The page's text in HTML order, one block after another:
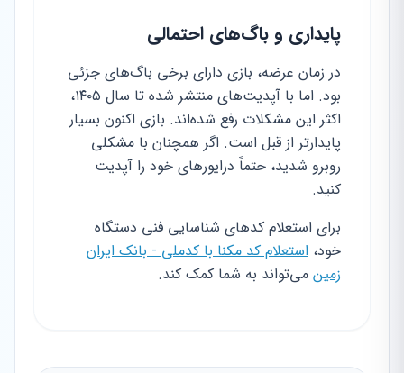
پایداری و باگ‌های احتمالی
در زمان عرضه، بازی دارای برخی باگ‌های جزئی
بود. اما با آپدیت‌های منتشر شده تا سال ۱۴۰۵،
اکثر این مشکلات رفع شده‌اند. بازی اکنون بسیار
پایدارتر از قبل است. اگر همچنان با مشکلی
روبرو شدید، حتماً درایورهای خود را آپدیت
کنید.
برای استعلام کدهای شناسایی فنی دستگاه
خود، استعلام کد مکنا با کدملی - بانک ایران
زمین می‌تواند به شما کمک کند.